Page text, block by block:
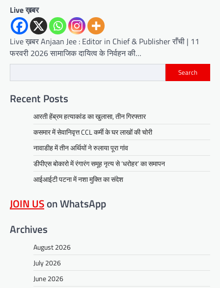
Live ख़बर
Live ख़बर Anjaan Jee : Editor in Chief & Publisher राँची | 11
फरवरी 2026 सामाजिक दायित्व के निर्वहन की…
Search
Recent Posts
आरती हेंब्रम हत्याकांड का खुलासा, तीन गिरफ्तार
कसमार में सेवानिवृत्त CCL कर्मी के घर लाखों की चोरी
नावाडीह में तीन अर्थियों ने रुलाया पूरा गांव
डीपीएस बोकारो में रंगारंग समूह नृत्य से ‘धरोहर’ का समापन
आईआईटी पटना में नशा मुक्ति का संदेश
JOIN USon WhatsApp
Archives
August 2026
July 2026
June 2026